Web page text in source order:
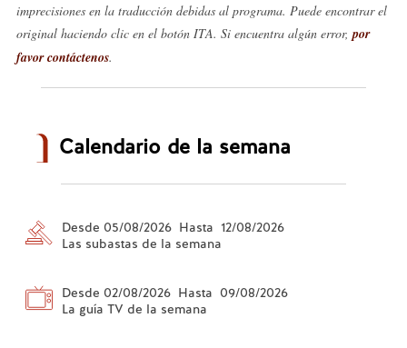
imprecisiones en la traducción debidas al programa. Puede encontrar el
original haciendo clic en el botón ITA. Si encuentra algún error, por
favor contáctenos.
Calendario de la semana
Desde 05/08/2026 Hasta 12/08/2026
Las subastas de la semana
Desde 02/08/2026 Hasta 09/08/2026
La guía TV de la semana